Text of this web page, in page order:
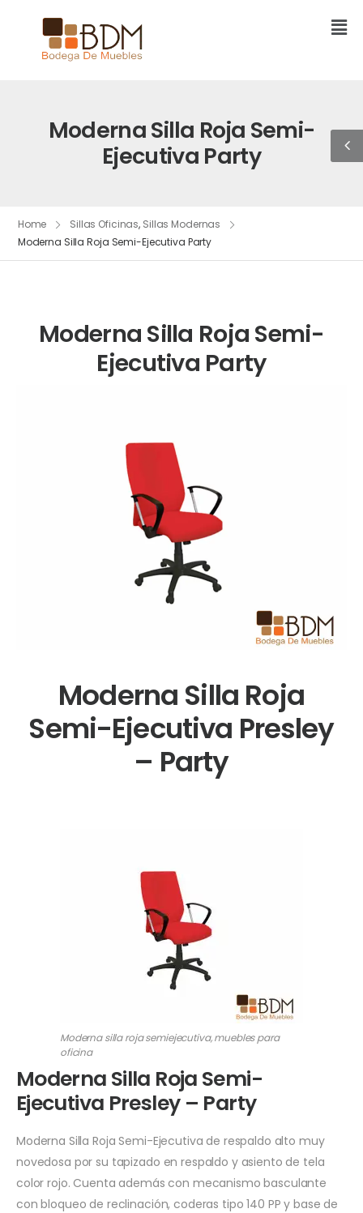
Moderna Silla Roja Semi-
Ejecutiva Party
Home Sillas Oficinas, Sillas Modernas
Moderna Silla Roja Semi-Ejecutiva Party
Moderna Silla Roja Semi-
Ejecutiva Party
Moderna Silla Roja
Semi-Ejecutiva Presley
– Party
Moderna silla roja semiejecutiva, muebles para
oficina
Moderna Silla Roja Semi-
Ejecutiva Presley – Party
Moderna Silla Roja Semi-Ejecutiva de respaldo alto muy
novedosa por su tapizado en respaldo y asiento de tela
color rojo. Cuenta además con mecanismo basculante
con bloqueo de reclinación, coderas tipo 140 PP y base de